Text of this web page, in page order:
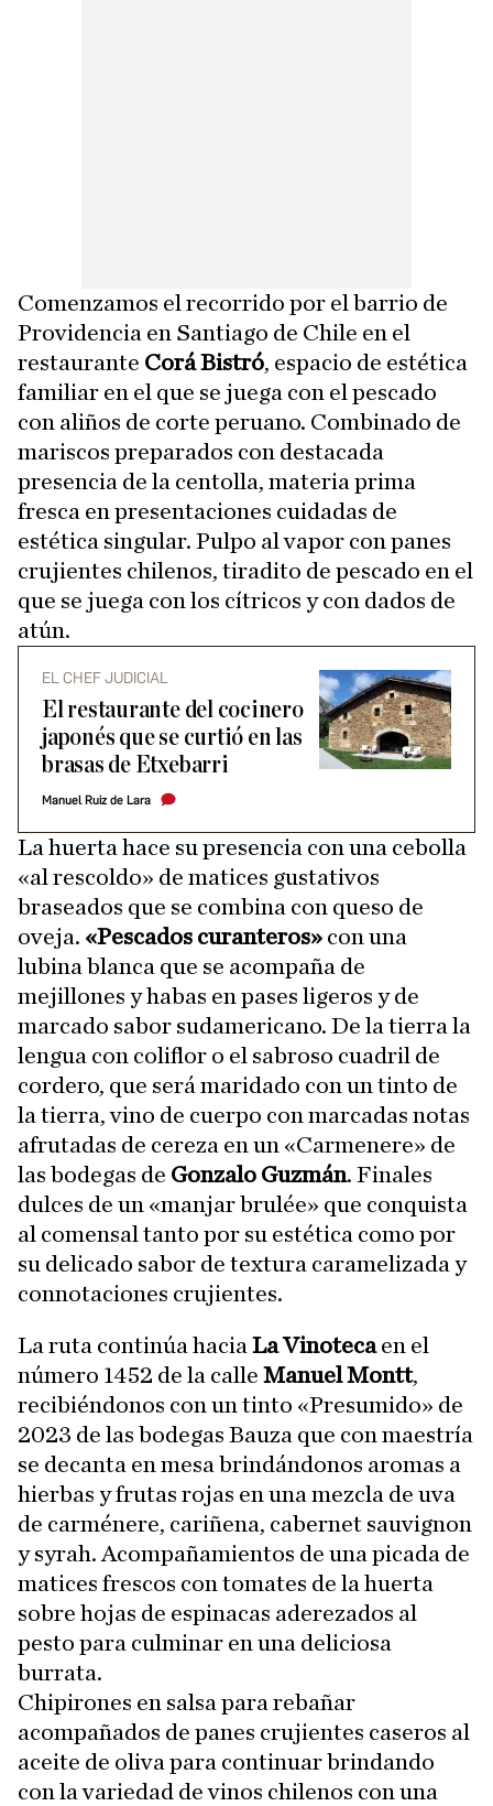
Comenzamos el recorrido por el barrio de
Providencia en Santiago de Chile en el
restaurante Corá Bistró, espacio de estética
familiar en el que se juega con el pescado
con aliños de corte peruano. Combinado de
mariscos preparados con destacada
presencia de la centolla, materia prima
fresca en presentaciones cuidadas de
estética singular. Pulpo al vapor con panes
crujientes chilenos, tiradito de pescado en el
que se juega con los cítricos y con dados de
atún.
EL CHEF JUDICIAL
El restaurante del cocinero
japonés que se curtió en las
brasas de Etxebarri
Manuel Ruiz de Lara
La huerta hace su presencia con una cebolla
«al rescoldo» de matices gustativos
braseados que se combina con queso de
oveja. «Pescados curanteros» con una
lubina blanca que se acompaña de
mejillones y habas en pases ligeros y de
marcado sabor sudamericano. De la tierra la
lengua con coliflor o el sabroso cuadril de
cordero, que será maridado con un tinto de
la tierra, vino de cuerpo con marcadas notas
afrutadas de cereza en un «Carmenere» de
las bodegas de Gonzalo Guzmán. Finales
dulces de un «manjar brulée» que conquista
al comensal tanto por su estética como por
su delicado sabor de textura caramelizada y
connotaciones crujientes.
La ruta continúa hacia La Vinotecaen el
número 1452 de la calle Manuel Montt,
recibiéndonos con un tinto «Presumido» de
2023 de las bodegas Bauza que con maestría
se decanta en mesa brindándonos aromas a
hierbas y frutas rojas en una mezcla de uva
de carménere, cariñena, cabernet sauvignon
y syrah. Acompañamientos de una picada de
matices frescos con tomates de la huerta
sobre hojas de espinacas aderezados al
pesto para culminar en una deliciosa
burrata.
Chipirones en salsa para rebañar
acompañados de panes crujientes caseros al
aceite de oliva para continuar brindando
con la variedad de vinos chilenos con una